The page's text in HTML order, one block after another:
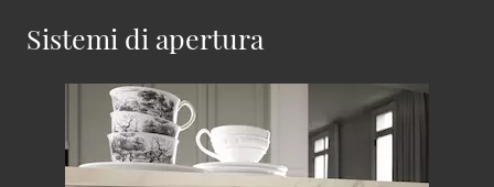
Sistemi di apertura